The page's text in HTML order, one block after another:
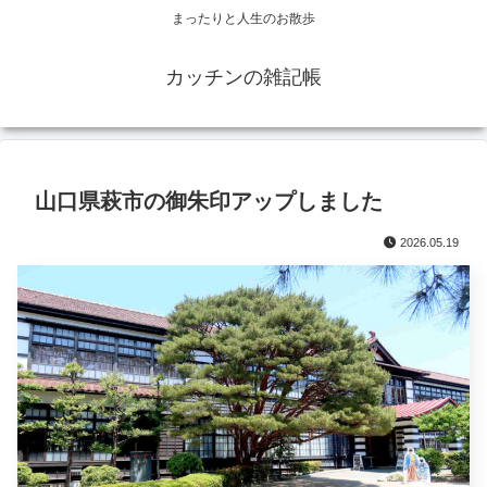
まったりと人生のお散歩
カッチンの雑記帳
山口県萩市の御朱印アップしました
2026.05.19